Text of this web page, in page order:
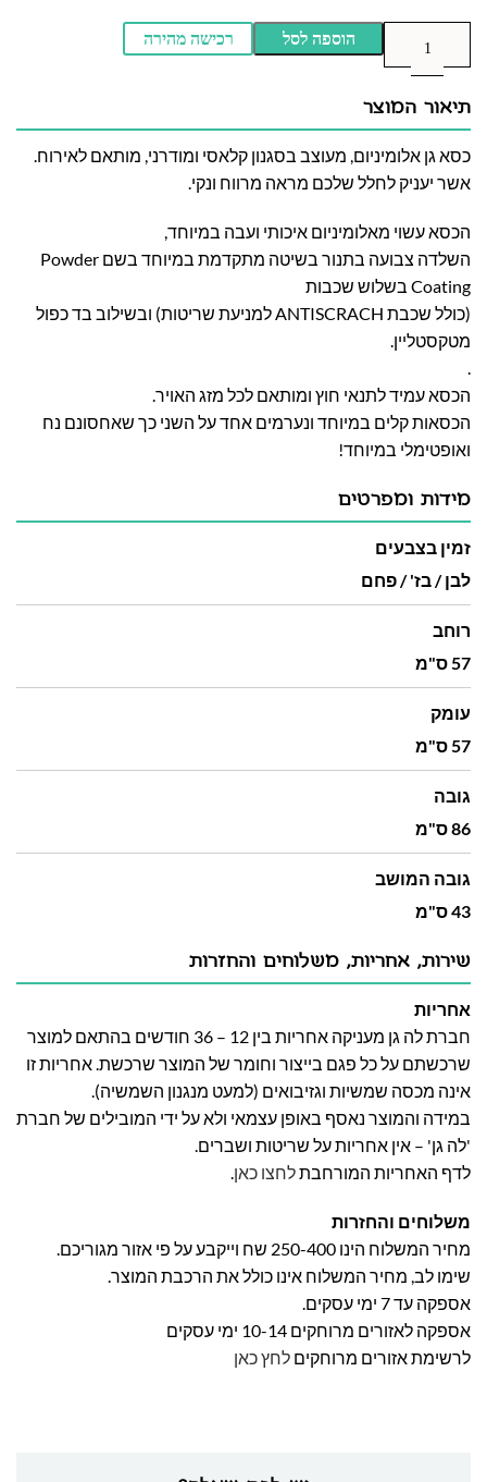
הוספה לסל רכישה מהירה
תיאור המוצר
כסא גן אלומיניום, מעוצב בסגנון קלאסי ומודרני, מותאם לאירוח.
אשר יעניק לחלל שלכם מראה מרווח ונקי.
הכסא עשוי מאלומיניום איכותי ועבה במיוחד,
השלדה צבועה בתנור בשיטה מתקדמת במיוחד בשם Powder
Coating בשלוש שכבות
(כולל שכבת ANTISCRACH למניעת שריטות) ובשילוב בד כפול
מטקסטליין.
.
הכסא עמיד לתנאי חוץ ומותאם לכל מזג האויר.
הכסאות קלים במיוחד ונערמים אחד על השני כך שאחסונם נח
ואופטימלי במיוחד!
מידות ומפרטים
זמין בצבעים
לבן / בז' / פחם
רוחב
57 ס"מ
עומק
57 ס"מ
גובה
86 ס"מ
גובה המושב
43 ס"מ
שירות, אחריות, משלוחים והחזרות
אחריות
חברת לה גן מעניקה אחריות בין 12 – 36 חודשים בהתאם למוצר
שרכשתם על כל פגם בייצור וחומר של המוצר שרכשת. אחריות זו
אינה מכסה שמשיות וגזיבואים (למעט מנגנון השמשיה).
במידה והמוצר נאסף באופן עצמאי ולא על ידי המובילים של חברת
'לה גן' – אין אחריות על שריטות ושברים.
לדף האחריות המורחבתלחצו כאן.
משלוחים והחזרות
מחיר המשלוח הינו 250-400 שח וייקבע על פי אזור מגוריכם.
שימו לב, מחיר המשלוח אינו כולל את הרכבת המוצר.
אספקה עד 7 ימי עסקים.
אספקה לאזורים מרוחקים 10-14 ימי עסקים
לרשימת אזורים מרוחקים לחץ כאן